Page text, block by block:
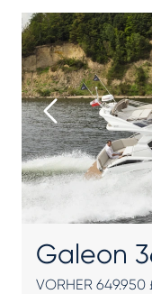
Galeon
VORHER 649.950